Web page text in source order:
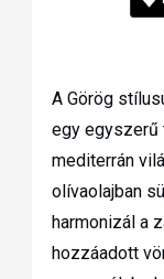
A Görög
egy egyszerű
mediterrán
olívaolajban
harmonizál a
hozzáadott